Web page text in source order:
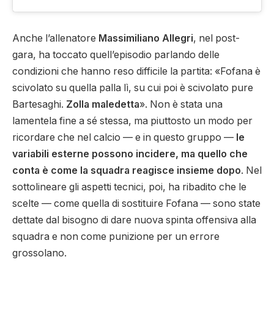
Anche l’allenatore Massimiliano Allegri, nel post-
gara, ha toccato quell’episodio parlando delle
condizioni che hanno reso difficile la partita: «Fofana è
scivolato su quella palla lì, su cui poi è scivolato pure
Bartesaghi. Zolla maledetta». Non è stata una
lamentela fine a sé stessa, ma piuttosto un modo per
ricordare che nel calcio — e in questo gruppo — le
variabili esterne possono incidere, ma quello che
conta è come la squadra reagisce insieme dopo. Nel
sottolineare gli aspetti tecnici, poi, ha ribadito che le
scelte — come quella di sostituire Fofana — sono state
dettate dal bisogno di dare nuova spinta offensiva alla
squadra e non come punizione per un errore
grossolano.